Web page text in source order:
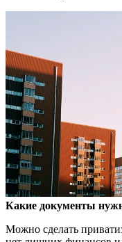
Какие документы
Можно сделать